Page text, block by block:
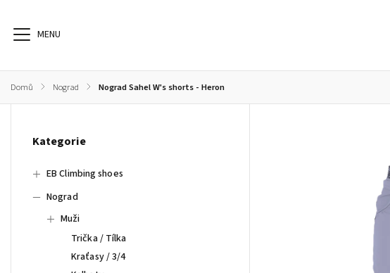
EB Climbing shoes
Domů / Nograd / Nograd Sahel W's shorts - Heron
Kategorie
EB Climbing shoes
Nograd
Muži
Trička / Tílka
Kraťasy / 3/4